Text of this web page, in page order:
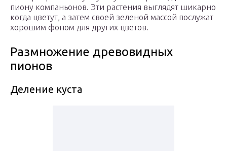
пиону компаньонов. Эти растения выглядят шикарно
когда цветут, а затем своей зеленой массой послужат
хорошим фоном для других цветов.
Размножение древовидных
пионов
Деление куста